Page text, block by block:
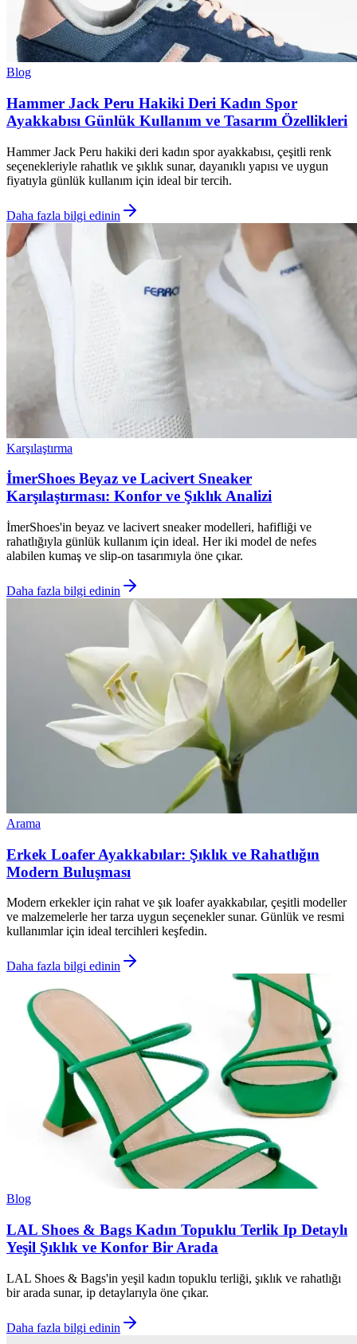
Blog
Hammer Jack Peru Hakiki Deri Kadın Spor
Ayakkabısı Günlük Kullanım ve Tasarım Özellikleri
Hammer Jack Peru hakiki deri kadın spor ayakkabısı, çeşitli renk
seçenekleriyle rahatlık ve şıklık sunar, dayanıklı yapısı ve uygun
fiyatıyla günlük kullanım için ideal bir tercih.
Daha fazla bilgi edinin
Karşılaştırma
İmerShoes Beyaz ve Lacivert Sneaker
Karşılaştırması: Konfor ve Şıklık Analizi
İmerShoes'in beyaz ve lacivert sneaker modelleri, hafifliği ve
rahatlığıyla günlük kullanım için ideal. Her iki model de nefes
alabilen kumaş ve slip-on tasarımıyla öne çıkar.
Daha fazla bilgi edinin
Arama
Erkek Loafer Ayakkabılar: Şıklık ve Rahatlığın
Modern Buluşması
Modern erkekler için rahat ve şık loafer ayakkabılar, çeşitli modeller
ve malzemelerle her tarza uygun seçenekler sunar. Günlük ve resmi
kullanımlar için ideal tercihleri keşfedin.
Daha fazla bilgi edinin
Blog
LAL Shoes & Bags Kadın Topuklu Terlik Ip Detaylı
Yeşil Şıklık ve Konfor Bir Arada
LAL Shoes & Bags'in yeşil kadın topuklu terliği, şıklık ve rahatlığı
bir arada sunar, ip detaylarıyla öne çıkar.
Daha fazla bilgi edinin